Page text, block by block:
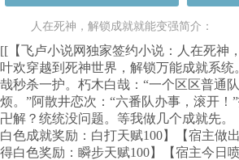
人在死神，解锁成就就能变强简介：
[[【飞卢小说网独家签约小说：人在死神
叶欢穿越到死神世界，解锁万能成就系统
哉秒杀一护。朽木白哉：“一个区区普通
烦。”阿散井恋次：“六番队办事，滚开！
卍解？统统没问题。等我做几个成就先
白色成就奖励：白打天赋100】【宿主做
得白色奖励：瞬步天赋100】【宿主今日